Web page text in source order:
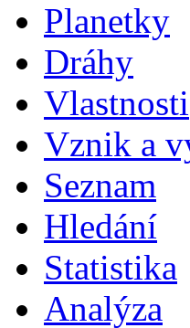
Planetky
Dráhy
Vlastnosti
Vznik a
Seznam
Hledání
Statistika
Analýza